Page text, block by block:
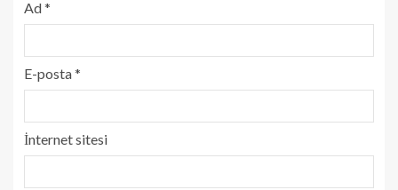
Ad*
E-posta*
İnternet sitesi